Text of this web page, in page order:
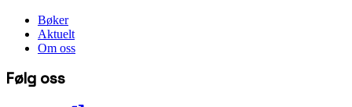
Bøker
Aktuelt
Om oss
Følg oss